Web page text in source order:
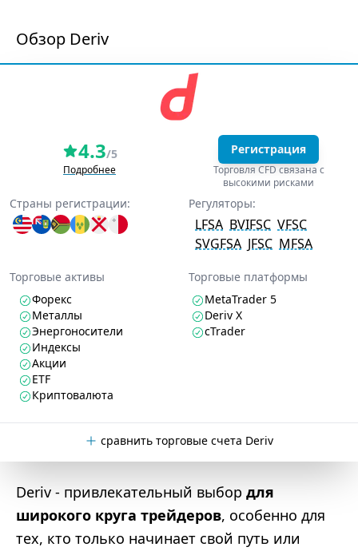
Обзор Deriv
4.3/5
Подробнее
Регистрация
Торговля CFD связана с
высокими рисками
Страны регистрации: Регуляторы:
LFSA BVIFSC VFSC
SVGFSA JFSC MFSA
Торговые активы
Форекс
Металлы
Энергоносители
Индексы
Акции
ETF
Криптовалюта
Торговые платформы
MetaTrader 5
Deriv X
cTrader
сравнить торговые счета Deriv
Deriv - привлекательный выбор для
широкого круга трейдеров, особенно для
тех, кто только начинает свой путь или